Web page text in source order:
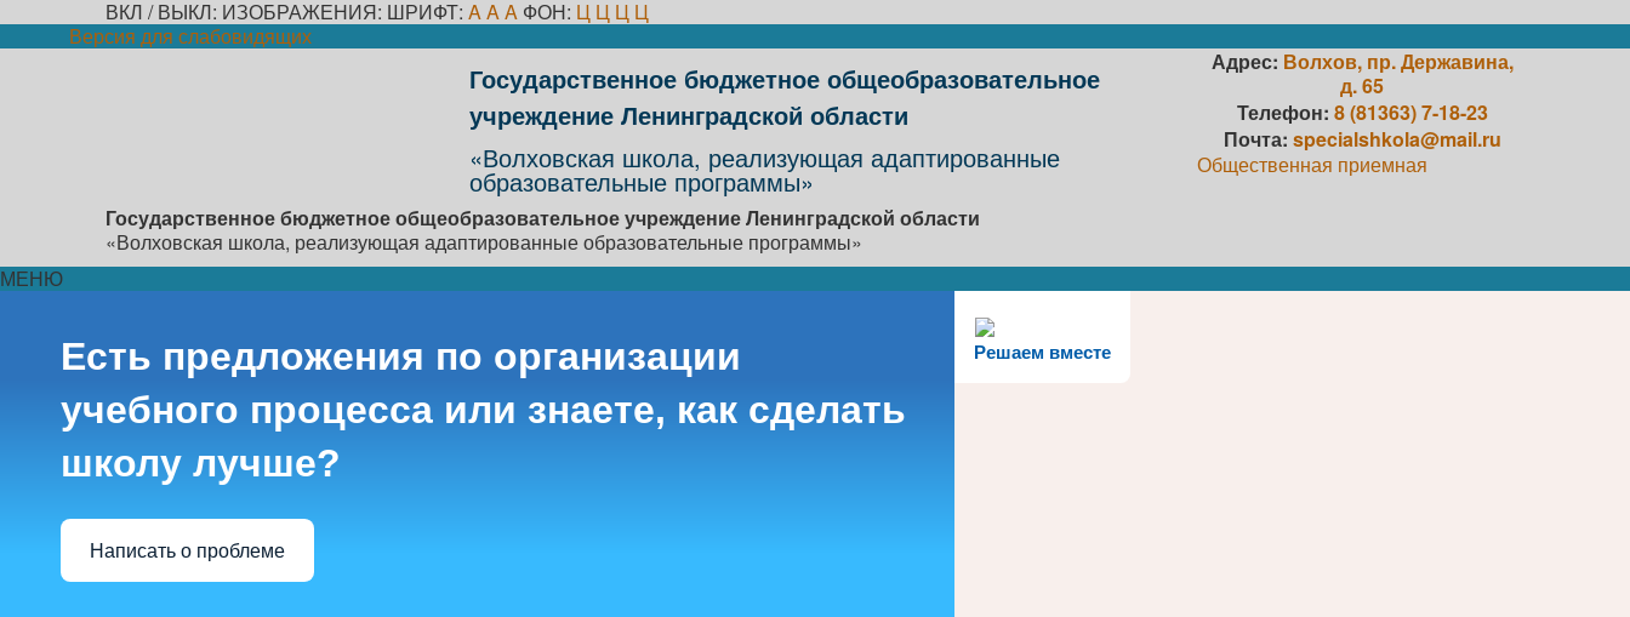
ВКЛ / ВЫКЛ: ИЗОБРАЖЕНИЯ: ШРИФТ: AAA ФОН: Ц Ц Ц Ц
Версия для слабовидящих
Государственное бюджетное общеобразовательное
учреждение Ленинградской области
«Волховская школа, реализующая адаптированные
образовательные программы»
Адрес: Волхов, пр. Державина,
д. 65
Телефон: 8 (81363) 7-18-23
Почта: specialshkola@mail.ru
Общественная приемная
Государственное бюджетное общеобразовательное учреждение Ленинградской области
«Волховская школа, реализующая адаптированные образовательные программы»
МЕНЮ
Решаем вместе
Есть предложения по организации
учебного процесса или знаете, как сделать
школу лучше?
Написать о проблеме